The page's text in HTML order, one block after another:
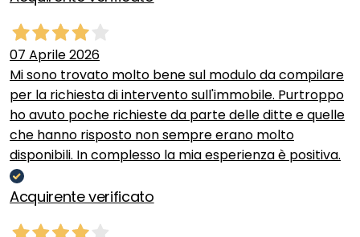
07 Aprile 2026
Mi sono trovato molto bene sul modulo da compilare
per la richiesta di intervento sull'immobile. Purtroppo
ho avuto poche richieste da parte delle ditte e quelle
che hanno risposto non sempre erano molto
disponibili. In complesso la mia esperienza è positiva.
Acquirente verificato